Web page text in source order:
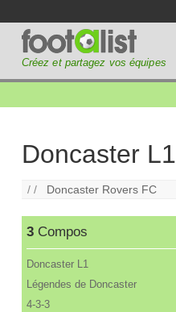
Créez et partagez vos équipes
Doncaster L1
/ / Doncaster Rovers FC
3 Compos
Doncaster L1
Légendes de Doncaster
4-3-3